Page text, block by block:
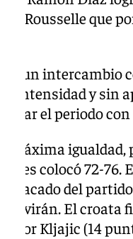
Rousselle que
en un intercambio
intensidad y sin
el periodo
máxima igualdad,
les colocó 72-
del
Covirán. El croata
por Kljajic (14